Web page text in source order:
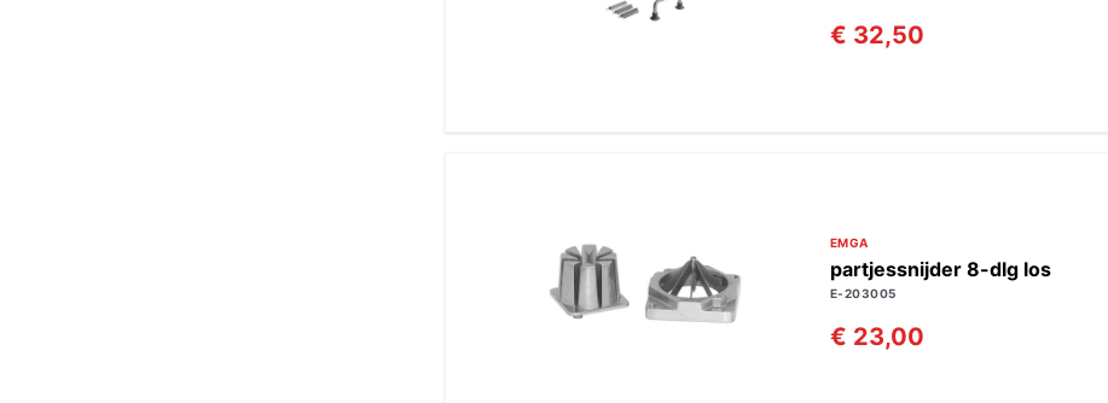
€ 32,50
EMGA
partjessnijder 8-dlg los
E-203005
€ 23,00